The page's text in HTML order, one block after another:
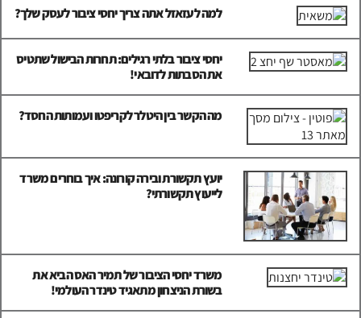
למה לעזאזל אתה צריך יחסי ציבור לעסק שלך?
יחסי ציבור בלתי רגילים: תחרות הבישול שתטיס
את הסבתות לדובאי!
מה הקשר בין היטלר לקריפטו ועמותות החסד?
יועץ תקשורת ובירה קורונה: איך בוחרים משרד
לייעוץ תקשורתי?
משרד יחסי הציבור של תמיר האס הביא את
בשורת הניצחון מתאגיד טינדר העולמי!